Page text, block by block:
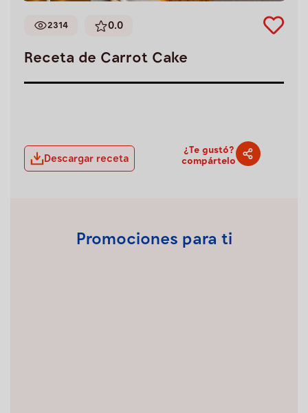
2314 0.0
Receta de Carrot Cake
Descargar receta
¿Te gustó?
compártelo
Promociones para ti